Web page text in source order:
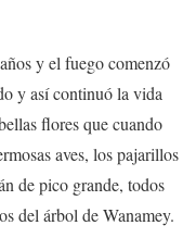
y el fuego comenzó
y así continuó la vida
flores que cuando
aves, los pajarillos
de pico grande, todos
del árbol de Wanamey.